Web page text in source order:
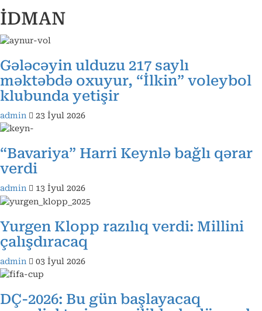
İDMAN
Gələcəyin ulduzu 217 saylı
məktəbdə oxuyur, “İlkin” voleybol
klubunda yetişir
admin 23 İyul 2026
“Bavariya” Harri Keynlə bağlı qərar
verdi
admin 13 İyul 2026
Yurgen Klopp razılıq verdi: Millini
çalışdıracaq
admin 03 İyul 2026
DÇ-2026: Bu gün başlayacaq